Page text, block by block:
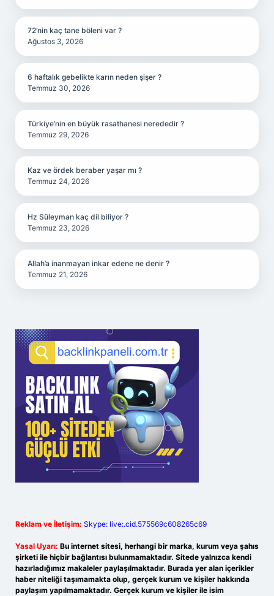
72’nin kaç tane böleni var ?
Ağustos 3, 2026
6 haftalık gebelikte karın neden şişer ?
Temmuz 30, 2026
Türkiye’nin en büyük rasathanesi nerededir ?
Temmuz 29, 2026
Kaz ve ördek beraber yaşar mı ?
Temmuz 24, 2026
Hz Süleyman kaç dil biliyor ?
Temmuz 23, 2026
Allah’a inanmayan inkar edene ne denir ?
Temmuz 21, 2026
Reklam ve İletişim: Skype: live:.cid.575569c608265c69
Yasal Uyarı: Bu internet sitesi, herhangi bir marka, kurum veya şahıs
şirketi ile hiçbir bağlantısı bulunmamaktadır. Sitede yalnızca kendi
hazırladığımız makaleler paylaşılmaktadır. Burada yer alan içerikler
haber niteliği taşımamakta olup, gerçek kurum ve kişiler hakkında
paylaşım yapılmamaktadır. Gerçek kurum ve kişiler ile isim